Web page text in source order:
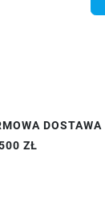
DOSTAWA
ZŁ